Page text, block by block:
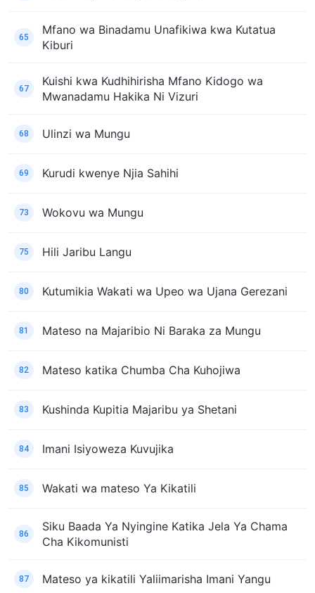
65
Mfano wa Binadamu Unafikiwa kwa Kutatua
Kiburi
67
Kuishi kwa Kudhihirisha Mfano Kidogo wa
Mwanadamu Hakika Ni Vizuri
68 Ulinzi wa Mungu
69 Kurudi kwenye Njia Sahihi
73 Wokovu wa Mungu
75 Hili Jaribu Langu
80 Kutumikia Wakati wa Upeo wa Ujana Gerezani
81 Mateso na Majaribio Ni Baraka za Mungu
82 Mateso katika Chumba Cha Kuhojiwa
83 Kushinda Kupitia Majaribu ya Shetani
84 Imani Isiyoweza Kuvujika
85 Wakati wa mateso Ya Kikatili
86
Siku Baada Ya Nyingine Katika Jela Ya Chama
Cha Kikomunisti
87 Mateso ya kikatili Yaliimarisha Imani Yangu